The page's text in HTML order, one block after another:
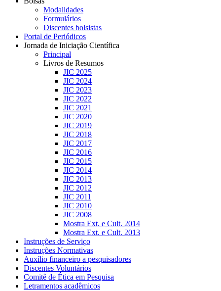
Modalidades
Formulários
Discentes bolsistas
Portal de Periódicos
Jornada de Iniciação Científica
Principal
Livros de Resumos
JIC 2025
JIC 2024
JIC 2023
JIC 2022
JIC 2021
JIC 2020
JIC 2019
JIC 2018
JIC 2017
JIC 2016
JIC 2015
JIC 2014
JIC 2013
JIC 2012
JIC 2011
JIC 2010
JIC 2008
Mostra Ext. e Cult. 2014
Mostra Ext. e Cult. 2013
Instruções de Serviço
Instruções Normativas
Auxílio financeiro a pesquisadores
Discentes Voluntários
Comitê de Ética em Pesquisa
Letramentos acadêmicos